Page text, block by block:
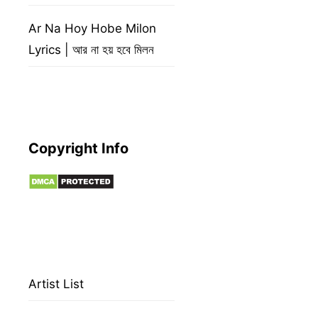
Ar Na Hoy Hobe Milon
Lyrics | আর না হয় হবে মিলন
Copyright Info
Artist List